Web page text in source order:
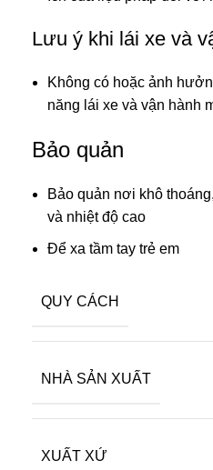
Lưu ý khi lái xe và
Không có hoặc ảnh
năng lái xe và vận hành
Bảo quản
Bảo quản nơi khô
và nhiệt độ cao
Để xa tầm tay trẻ em
QUY CÁCH
NHÀ SẢN XUẤT
XUẤT XỨ